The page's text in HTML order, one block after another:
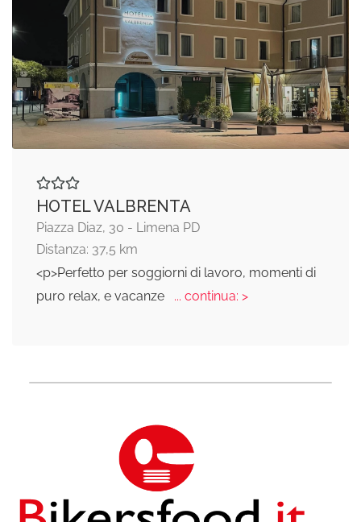
HOTEL VALBRENTA
Piazza Diaz, 30 - Limena PD
Distanza: 37,5 km
<p>Perfetto per soggiorni di lavoro, momenti di
puro relax, e vacanze
... continua: >